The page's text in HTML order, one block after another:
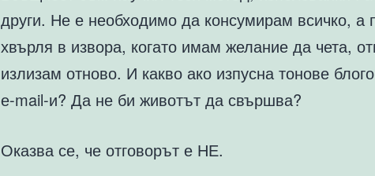
други. Не е необходимо да консумирам всичко, а
хвърля в извора, когато имам желание да чета,
излизам отново. И какво ако изпусна тонове
е-mail-и? Да не би животът да свършва?
Оказва се, че отговорът е НЕ.